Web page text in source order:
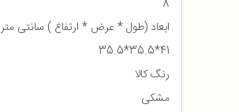
8
ابعاد (طول * عرض * ارتفاع ) سانتی متر
41*35.5*35.5
رنگ کالا
مشکی